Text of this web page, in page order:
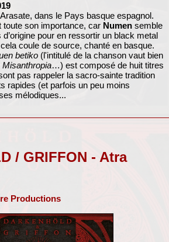
dans le Pays basque espagnol.
toute son importance, car Numensemble
pour en ressortir un black metal
coule de source, chanté en basque.
betiko(l'intitulé de la chanson vaut bien
…) est composé de huit titres
pas rappeler la sacro-sainte tradition
rapides (et parfois un peu moins
mélodiques...
/ GRIFFON - Atra
Productions